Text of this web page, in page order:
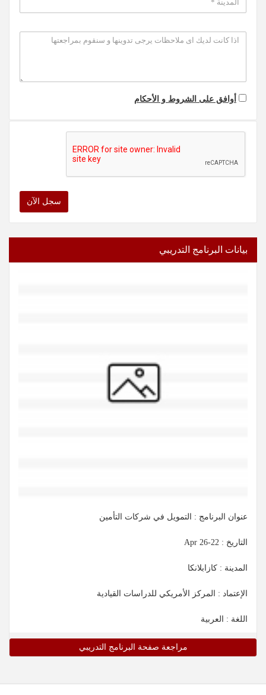
أوافق على الشروط و الأحكام
سجل الآن
بيانات البرنامج التدريبي
عنوان البرنامج : التمويل في شركات التأمين
التاريخ : 22-26 Apr
المدينة : كازابلانكا
الإعتماد : المركز الأمريكي للدراسات القيادية
اللغة : العربية
مراجعة صفحة البرنامج التدريبي